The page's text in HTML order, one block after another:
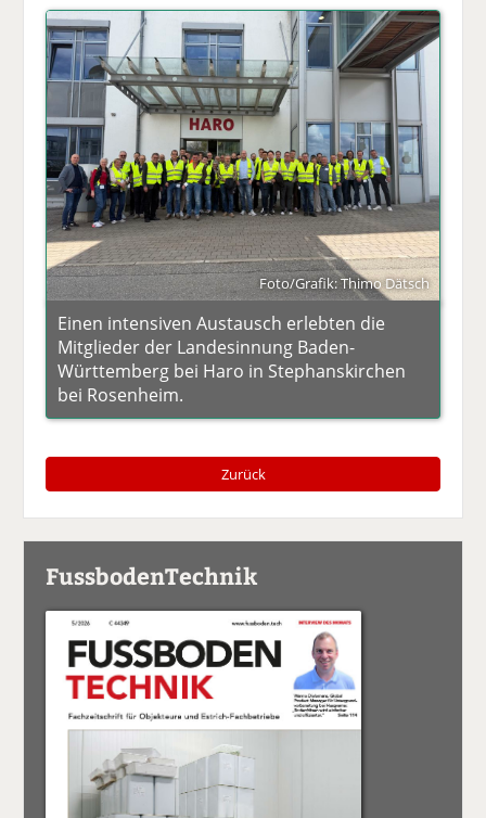
Foto/Grafik: Thimo Dätsch
Einen intensiven Austausch erlebten die
Mitglieder der Landesinnung Baden-
Württemberg bei Haro in Stephanskirchen
bei Rosenheim.
Zurück
FussbodenTechnik